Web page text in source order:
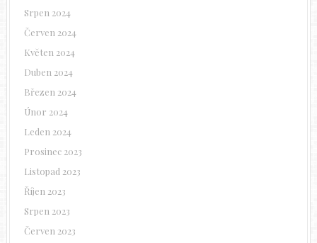
Srpen 2024
Červen 2024
Květen 2024
Duben 2024
Březen 2024
Únor 2024
Leden 2024
Prosinec 2023
Listopad 2023
Říjen 2023
Srpen 2023
Červen 2023